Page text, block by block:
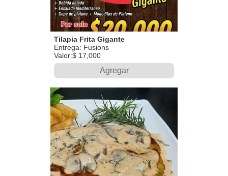
Tilapia Frita Gigante
Entrega: Fusions
Valor:$ 17,000
Agregar